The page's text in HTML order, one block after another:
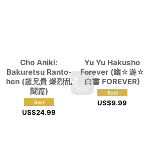
Cho Aniki:
Bakuretsu Ranto-
hen (超兄貴 爆烈乱
闘篇)
US$24.99
Yu Yu Hakusho
Forever (幽☆遊☆
白書 FOREVER)
US$9.99